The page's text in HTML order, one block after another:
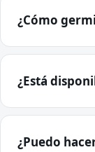
¿Cómo
¿Está
¿Puedo